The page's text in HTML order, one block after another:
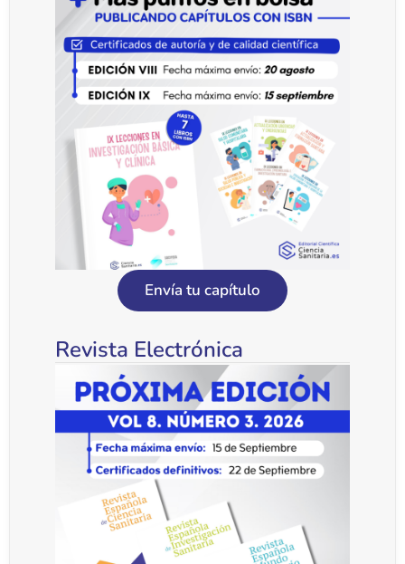
Envía tu capítulo
Revista Electrónica